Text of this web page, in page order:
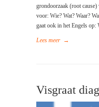
grondoorzaak (root
voor: Wie? Wat? Waar?
gaat ook in het Engels
Lees meer →
Visgraat